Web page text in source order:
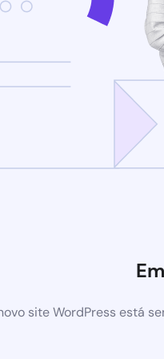
site WordPress está